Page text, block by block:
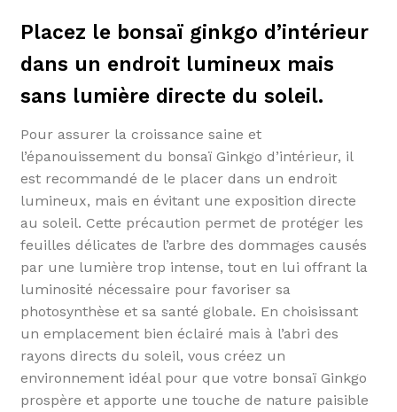
Placez le bonsaï ginkgo d’intérieur
dans un endroit lumineux mais
sans lumière directe du soleil.
Pour assurer la croissance saine et
l’épanouissement du bonsaï Ginkgo d’intérieur, il
est recommandé de le placer dans un endroit
lumineux, mais en évitant une exposition directe
au soleil. Cette précaution permet de protéger les
feuilles délicates de l’arbre des dommages causés
par une lumière trop intense, tout en lui offrant la
luminosité nécessaire pour favoriser sa
photosynthèse et sa santé globale. En choisissant
un emplacement bien éclairé mais à l’abri des
rayons directs du soleil, vous créez un
environnement idéal pour que votre bonsaï Ginkgo
prospère et apporte une touche de nature paisible